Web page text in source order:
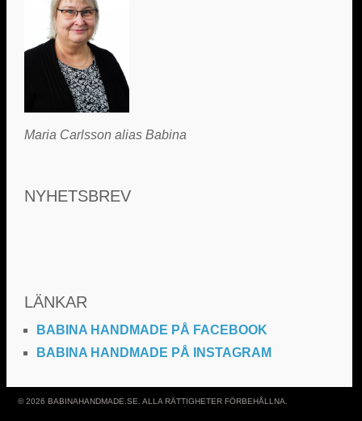
Maria Carlsson alias Babina
NYHETSBREV
LÄNKAR
BABINA HANDMADE PÅ FACEBOOK
BABINA HANDMADE PÅ INSTAGRAM
© 2026 BABINAHANDMADE.SE. ALLA RÄTTIGHETER FÖRBEHÅLLNA.